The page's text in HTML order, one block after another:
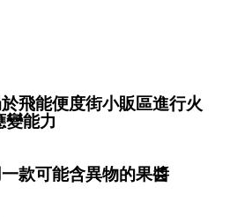
飛能便度街小販區進行火
變能力
款可能含異物的果醬